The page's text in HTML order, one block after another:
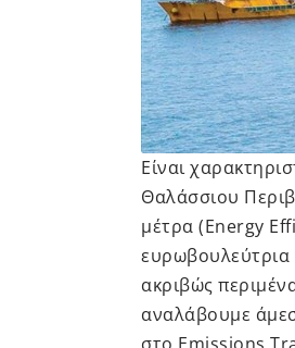
Είναι
Θαλάσσιου
μέτρα (Energy
ακριβώς
αναλάβουμε